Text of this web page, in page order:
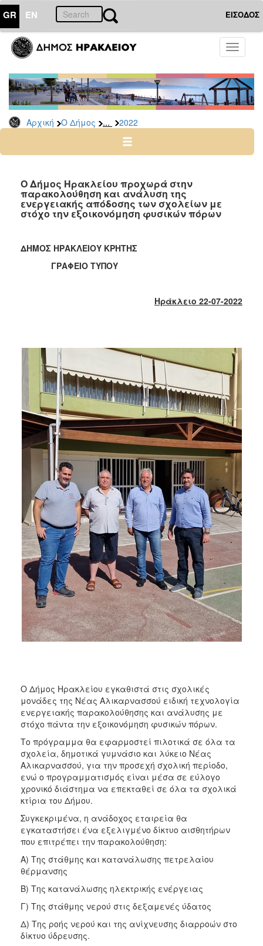
GR EN ΕΙΣΟΔΟΣ
Toggle
Αρχική Ο Δήμος ... 2022
ΔΗΜΟΣ
Δελτία
Τύπου
Αρχείο
2026
2024
2022
2021
2019
2018
2012
2011
2010
2006
ΠΟΛΙΤΙΣΜΟΣ
ΑΝΘΕΚΤΙΚΗ
ΠΟΛΗ
Ο Δήμος Ηρακλείου προχωρά στην
παρακολούθηση και ανάλυση της
ενεργειακής απόδοσης των σχολείων με
στόχο την εξοικονόμηση φυσικών πόρων
ΔΗΜΟΣ ΗΡΑΚΛΕΙΟΥ ΚΡΗΤΗΣ
ΓΡΑΦΕΙΟ ΤΥΠΟΥ
Ηράκλειο 22-07-2022
O Δήμος Ηρακλείου εγκαθιστά στις σχολικές
μονάδες της Νέας Αλικαρνασσού ειδική τεχνολογία
ενεργειακής παρακολούθησης και ανάλυσης με
στόχο πάντα την εξοικονόμηση φυσικών πόρων.
Το πρόγραμμα θα εφαρμοστεί πιλοτικά σε όλα τα
σχολεία, δημοτικά γυμνάσιο και λύκειο Νέας
Αλικαρνασσού, για την προσεχή σχολική περίοδο,
ενώ ο προγραμματισμός είναι μέσα σε εύλογο
χρονικό διάστημα να επεκταθεί σε όλα τα σχολικά
κτίρια του Δήμου.
Συγκεκριμένα, η ανάδοχος εταιρεία θα
εγκαταστήσει ένα εξελιγμένο δίκτυο αισθητήρων
που επιτρέπει την παρακολούθηση:
Α) Της στάθμης και κατανάλωσης πετρελαίου
θέρμανσης
Β) Της κατανάλωσης ηλεκτρικής ενέργειας
Γ) Της στάθμης νερού στις δεξαμενές ύδατος
Δ) Της ροής νερού και της ανίχνευσης διαρροών στο
δίκτυο ύδρευσης.